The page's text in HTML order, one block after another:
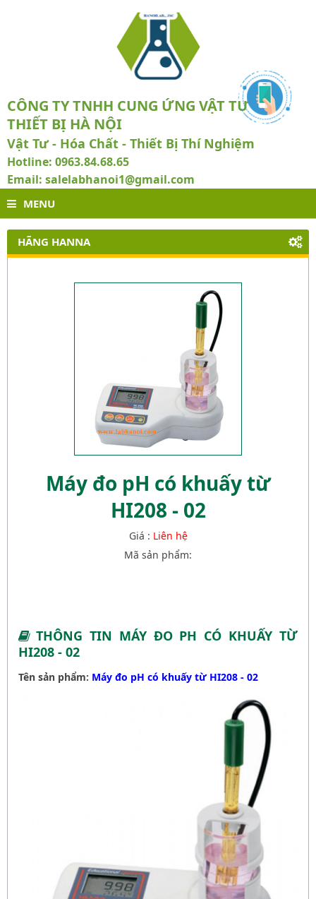
CÔNG TY TNHH CUNG ỨNG VẬT TƯ VÀ
THIẾT BỊ HÀ NỘI
Vật Tư - Hóa Chất - Thiết Bị Thí Nghiệm
Hotline: 0963.84.68.65
Email: salelabhanoi1@gmail.com
MENU
HÃNG HANNA
Máy đo pH có khuấy từ
HI208 - 02
Giá : Liên hệ
Mã sản phẩm:
THÔNG TIN MÁY ĐO PH CÓ KHUẤY TỪ
HI208 - 02
Tên sản phẩm: Máy đo pH có khuấy từ HI208 - 02